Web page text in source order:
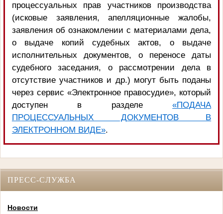
процессуальных прав участников производства
(исковые заявления, апелляционные жалобы,
заявления об ознакомлении с материалами дела,
о выдаче копий судебных актов, о выдаче
исполнительных документов, о переносе даты
судебного заседания, о рассмотрении дела в
отсутствие участников и др.) могут быть поданы
через сервис «Электронное правосудие», который
доступен в разделе«ПОДАЧА
ПРОЦЕССУАЛЬНЫХ ДОКУМЕНТОВ В
ЭЛЕКТРОННОМ ВИДЕ».
ПРЕСС-СЛУЖБА
Новости